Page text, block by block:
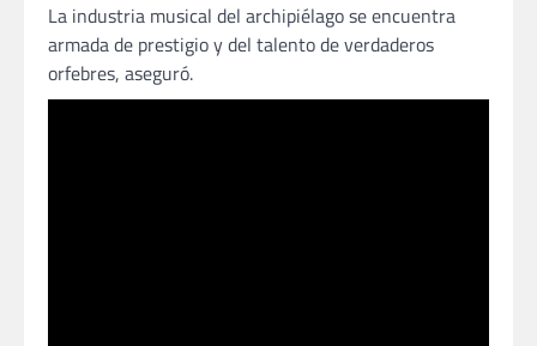
La industria musical del archipiélago se encuentra
armada de prestigio y del talento de verdaderos
orfebres, aseguró.